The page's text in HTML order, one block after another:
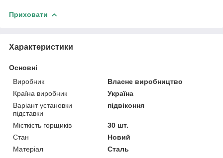
Приховати
Характеристики
Основні
Виробник
Власне виробництво
Країна виробник
Україна
Варіант установки
підставки
підвіконня
Місткість горщиків
30 шт.
Стан
Новий
Матеріал
Сталь